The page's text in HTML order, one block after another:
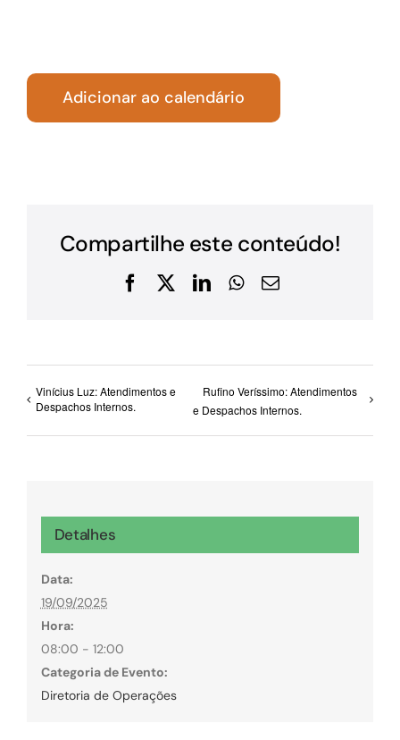
Adicionar ao calendário
Compartilhe este conteúdo!
Facebook
X LinkedInWhatsApp
E-
Vinícius Luz: Atendimentos e
Despachos Internos.
Rufino Veríssimo: Atendimentos
e Despachos Internos.
Detalhes
Data:
19/09/2025
Hora:
08:00 - 12:00
Categoria de Evento:
Diretoria de Operações